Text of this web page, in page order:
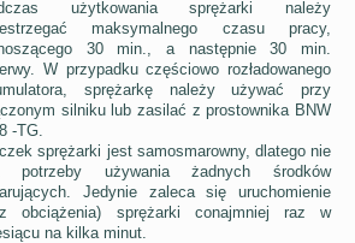
użytkowania sprężarki należy
maksymalnego czasu pracy,
30 min., a następnie 30 min.
W przypadku częściowo rozładowanego
sprężarkę należy używać przy
silniku lub zasilać z prostownika BNW
-TG.
sprężarki jest samosmarowny, dlatego nie
potrzeby używania żadnych środków
Jedynie zaleca się uruchomienie
obciążenia) sprężarki conajmniej raz w
na kilka minut.